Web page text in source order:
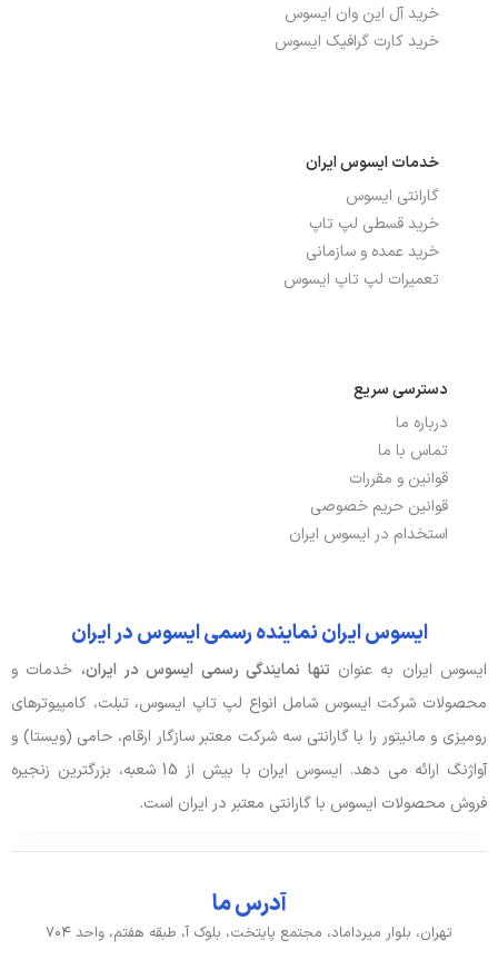
خرید آل این وان ایسوس
خرید کارت گرافیک ایسوس
خدمات ایسوس ایران
گارانتی ایسوس
خرید قسطی لپ تاپ
خرید عمده و سازمانی
تعمیرات لپ تاپ ایسوس
دسترسی سریع
درباره ما
تماس با ما
قوانین و مقررات
قوانین حریم خصوصی
استخدام در ایسوس ایران
ایسوس ایران نماینده رسمی ایسوس در ایران
ایسوس ایران به عنوان تنها نمایندگی رسمی ایسوس در ایران، خدمات و
محصولات شرکت ایسوس شامل انواع لپ تاپ ایسوس، تبلت، کامپیوترهای
رومیزی و مانیتور را با گارانتی سه شرکت معتبر سازگار ارقام، حامی (ویستا) و
آواژنگ ارائه می دهد. ایسوس ایران با بیش از 15 شعبه، بزرگترین زنجیره
فروش محصولات ایسوس با گارانتی معتبر در ایران است.
آدرس ما
تهران، بلوار میرداماد، مجتمع پایتخت، بلوک آ، طبقه هفتم، واحد ۷۰۴